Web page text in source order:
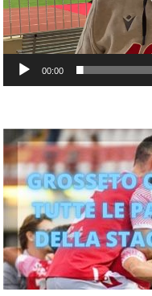
00:00